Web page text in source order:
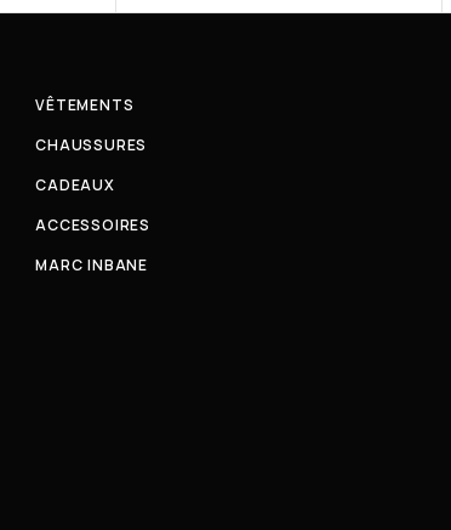
VÊTEMENTS
CHAUSSURES
CADEAUX
ACCESSOIRES
MARC INBANE